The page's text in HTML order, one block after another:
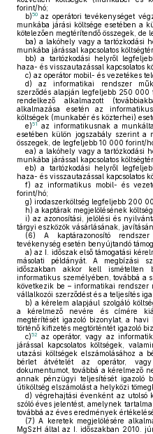
forint/hó;
b)50 az operátori tevékenységet
munkába járási költsége esetében a
kötelezően megtérítendő összegek, de
ba) a lakóhely vagy a tartózkodási
munkába járással kapcsolatos
bb) a tartózkodási helyről
haza- és visszautazással kapcsolatos
c) az operátor mobil- és vezetékes
d) az informatikai rendszer
szerződés alapján legfeljebb 250
rendelkező alkalmazott
alkalmazása esetén az
költségek (munkabér és közterhei)
e)51
az informatikusnak a
esetében külön jogszabály szerint a
összegek, de legfeljebb 10 000 forint/
ea) a lakóhely vagy a tartózkodási
munkába járással kapcsolatos
eb) a tartózkodási helyről
haza- és visszautazással kapcsolatos
f) az informatikus mobil- és
forint/hó;
g) irodaszerköltség legfeljebb 200
h) a kaptárak megjelölésének
i) az azonosítási, jelölési és
tárgyi eszközök vásárlásának,
(6) A kaptárazonosító
tevékenység esetén benyújtandó
a) az I. időszak első támogatási
másolati példányát. A megbízási
időszakban akkor kell
informatikus személyében, továbbá a
következik be – informatikai rendszer
vállalkozói szerződést és a teljesítés
b) a kérelem alapjául szolgáló
a kérelmező nevére és címére
megtérítését igazoló bizonylat, a
történő kifizetés megtörténtét igazoló
c)52
az operátor, vagy az
járással kapcsolatos költségek,
utazási költségek elszámolásához a
bérlet átvételét az operátor,
dokumentumot, továbbá a kérelmező
annak pénzügyi teljesítését igazoló
útiköltség elszámolást a helyközi
d) végrehajtási évenként az utolsó
szóló éves jelentést, amelynek
továbbá az éves eredmények
(7) A keretek megjelölésére
MgSzH által az I. időszakban 2010.